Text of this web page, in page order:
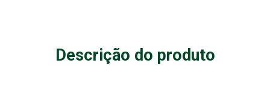
Descrição do produto